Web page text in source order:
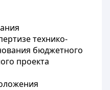
технико-
бюджетного
проекта